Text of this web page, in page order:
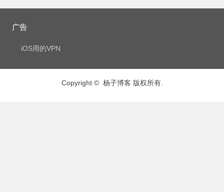
广告
iOS用的VPN
Copyright © 杨子博客 版权所有.